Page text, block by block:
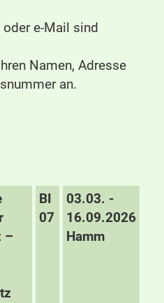
e-Mail sind
Namen, Adresse
an.
–
BI
07
03.03. -
16.09.2026
Hamm